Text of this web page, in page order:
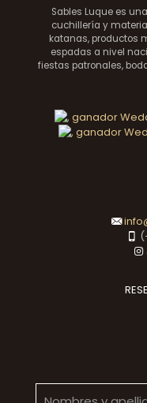
Sables Luque es
cuchillería y
katanas, productos
espadas a nivel
fiestas patronales,